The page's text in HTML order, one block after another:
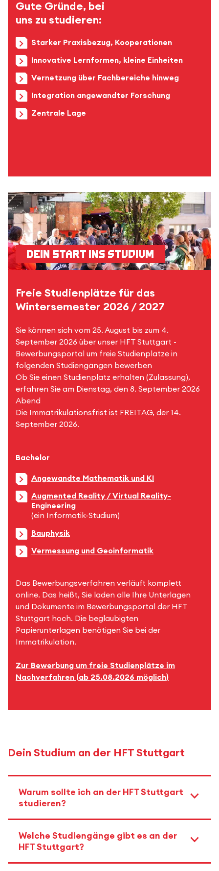
Gute Gründe, bei
uns zu studieren:
Starker Praxisbezug, Kooperationen
Innovative Lernformen, kleine Einheiten
Vernetzung über Fachbereiche hinweg
Integration angewandter Forschung
Zentrale Lage
Dein Start ins Studium
Freie Studienplätze für das
Wintersemester 2026 / 2027
Sie können sich vom 25. August bis zum 4.
September 2026 über unser HFT Stuttgart -
Bewerbungsportal um freie Studienplatze in
folgenden Studiengängen bewerben
Ob Sie einen Studienplatz erhalten (Zulassung),
erfahren Sie am Dienstag, den 8. September 2026
Abend
Die Immatrikulationsfrist ist FREITAG, der 14.
September 2026.
Bachelor
Angewandte Mathematik und KI
Augmented Reality / Virtual Reality-
Engineering
(ein Informatik-Studium)
Bauphysik
Vermessung und Geoinformatik
Das Bewerbungsverfahren verläuft komplett
online. Das heißt, Sie laden alle Ihre Unterlagen
und Dokumente im Bewerbungsportal der HFT
Stuttgart hoch. Die beglaubigten
Papierunterlagen benötigen Sie bei der
Immatrikulation.
Zur Bewerbung um freie Studienplätze im
Nachverfahren (ab 25.08.2026 möglich)
Dein Studium an der HFT Stuttgart
Warum sollte ich an der HFT Stuttgart
studieren?
Welche Studiengänge gibt es an der
HFT Stuttgart?